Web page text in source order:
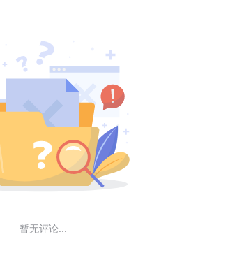
暂无评论...